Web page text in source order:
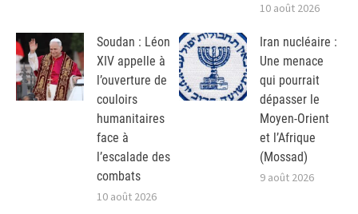
10 août 2026
Soudan : Léon
XIV appelle à
l’ouverture de
couloirs
humanitaires
face à
l’escalade des
combats
10 août 2026
Iran nucléaire :
Une menace
qui pourrait
dépasser le
Moyen-Orient
et l’Afrique
(Mossad)
9 août 2026